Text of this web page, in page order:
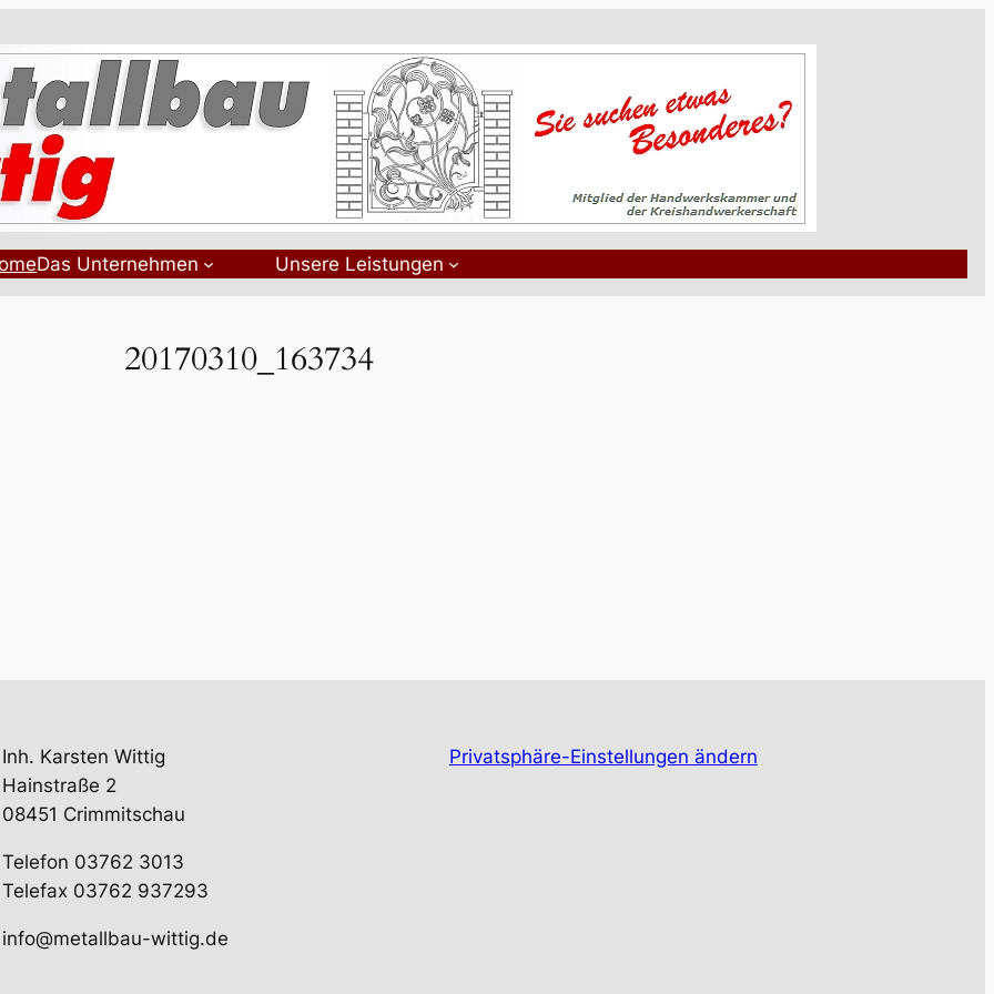
Das Unternehmen Unsere Leistungen
20170310_163734
Inh. Karsten Wittig
Hainstraße 2
08451 Crimmitschau
Telefon 03762 3013
Telefax 03762 937293
info@metallbau-wittig.de
Privatsphäre-Einstellungen ändern